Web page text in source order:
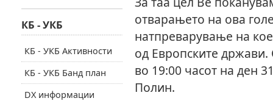
отварањето на ова
натпреварување на
од Европските
во 19:00 часот на ден
Полин.
КБ - УКБ
КБ - УКБ Активности
КБ - УКБ Банд план
DX информации